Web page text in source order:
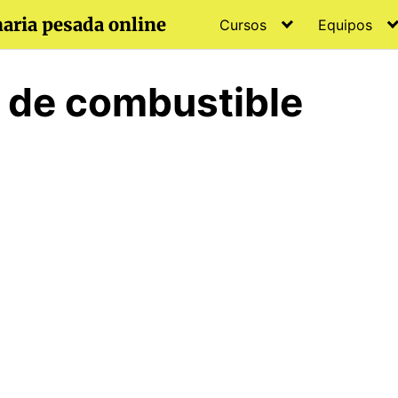
pesada online Cursos Equipos
combustible